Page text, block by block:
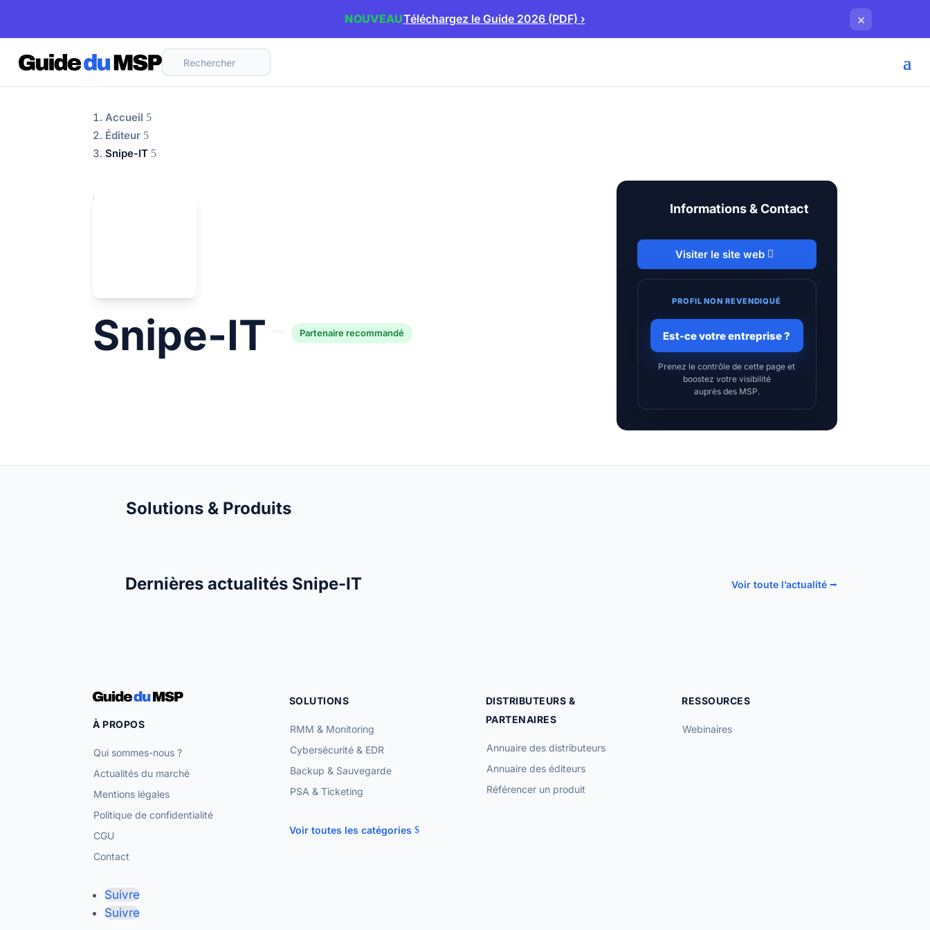
NOUVEAUTéléchargez le Guide 2026 (PDF) › ×
Rechercher
Accueil
Éditeur
Snipe-IT
Snipe-IT Partenaire recommandé
Informations & Contact
Visiter le site web
PROFIL NON REVENDIQUÉ
Est-ce votre entreprise ?
Prenez le contrôle de cette page et
boostez votre visibilité
auprès des MSP.
Solutions & Produits
Dernières actualités Snipe-IT Voir toute l’actualité ⭢
À PROPOS
Qui sommes-nous ?
Actualités du marché
Mentions légales
Politique de confidentialité
CGU
Contact
Suivre
Suivre
SOLUTIONS
RMM & Monitoring
Cybersécurité & EDR
Backup & Sauvegarde
PSA & Ticketing
Voir toutes les catégories
DISTRIBUTEURS &
PARTENAIRES
Annuaire des distributeurs
Annuaire des éditeurs
Référencer un produit
RESSOURCES
Webinaires